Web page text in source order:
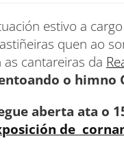
estivo a
quen ao
cantareiras da
o himno
aberta ata o
de